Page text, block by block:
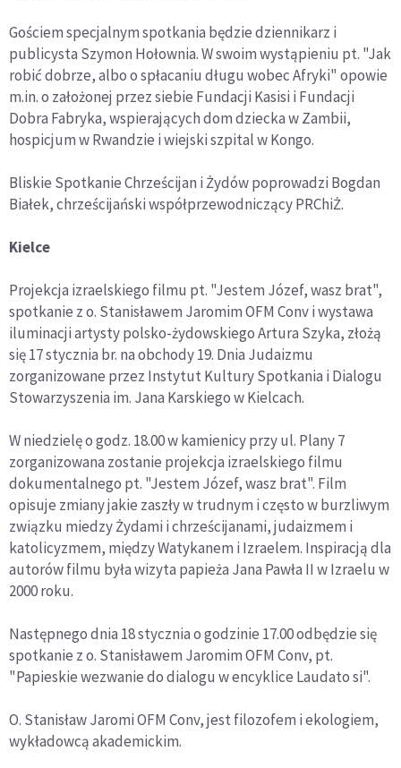
Gościem specjalnym spotkania będzie dziennikarz i
publicysta Szymon Hołownia. W swoim wystąpieniu pt. "Jak
robić dobrze, albo o spłacaniu długu wobec Afryki" opowie
m.in. o założonej przez siebie Fundacji Kasisi i Fundacji
Dobra Fabryka, wspierających dom dziecka w Zambii,
hospicjum w Rwandzie i wiejski szpital w Kongo.
Bliskie Spotkanie Chrześcijan i Żydów poprowadzi Bogdan
Białek, chrześcijański współprzewodniczący PRChiŻ.
Kielce
Projekcja izraelskiego filmu pt. "Jestem Józef, wasz brat",
spotkanie z o. Stanisławem Jaromim OFM Conv i wystawa
iluminacji artysty polsko-żydowskiego Artura Szyka, złożą
się 17 stycznia br. na obchody 19. Dnia Judaizmu
zorganizowane przez Instytut Kultury Spotkania i Dialogu
Stowarzyszenia im. Jana Karskiego w Kielcach.
W niedzielę o godz. 18.00 w kamienicy przy ul. Plany 7
zorganizowana zostanie projekcja izraelskiego filmu
dokumentalnego pt. "Jestem Józef, wasz brat". Film
opisuje zmiany jakie zaszły w trudnym i często w burzliwym
związku miedzy Żydami i chrześcijanami, judaizmem i
katolicyzmem, między Watykanem i Izraelem. Inspiracją dla
autorów filmu była wizyta papieża Jana Pawła II w Izraelu w
2000 roku.
Następnego dnia 18 stycznia o godzinie 17.00 odbędzie się
spotkanie z o. Stanisławem Jaromim OFM Conv, pt.
"Papieskie wezwanie do dialogu w encyklice Laudato si".
O. Stanisław Jaromi OFM Conv, jest filozofem i ekologiem,
wykładowcą akademickim.